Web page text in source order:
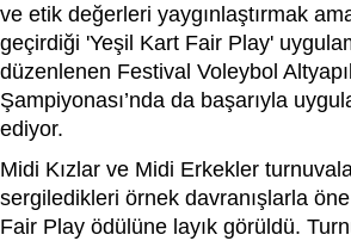
ve etik değerleri yaygınlaştırmak
geçirdiği 'Yeşil Kart Fair Play'
düzenlenen Festival Voleybol
Şampiyonası’nda da başarıyla
ediyor.
Midi Kızlar ve Midi Erkekler
sergiledikleri örnek davranışlarla
Fair Play ödülüne layık görüldü.